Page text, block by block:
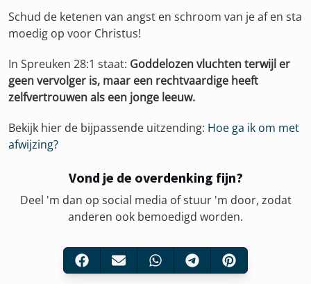
Schud de ketenen van angst en schroom van je af en sta
moedig op voor Christus!
In Spreuken 28:1 staat: Goddelozen vluchten terwijl er
geen vervolger is, maar een rechtvaardige heeft
zelfvertrouwen als een jonge leeuw.
Bekijk hier de bijpassende uitzending: Hoe ga ik om met
afwijzing?
Vond je de overdenking fijn?
Deel 'm dan op social media of stuur 'm door, zodat
anderen ook bemoedigd worden.